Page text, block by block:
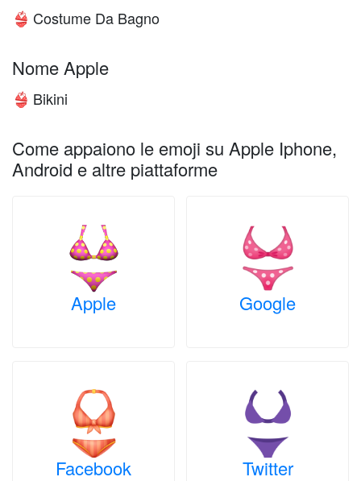
👙 Costume Da Bagno
Nome Apple
👙 Bikini
Come appaiono le emoji su Apple Iphone,
Android e altre piattaforme
Apple Google
Facebook Twitter